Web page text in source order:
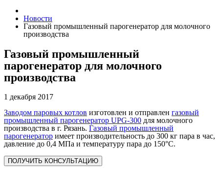
Новости
Газовый промышленный парогенератор для молочного
производства
Газовый промышленный
парогенератор для молочного
производства
1 декабря 2017
Заводом паровых котлов изготовлен и отправлен газовый
промышленный парогенератор UPG-300 для молочного
производства в г. Рязань. Газовый промышленный
парогенератор имеет производительность до 300 кг пара в час,
давление до 0,4 МПа и температуру пара до 150°С.
ПОЛУЧИТЬ КОНСУЛЬТАЦИЮ